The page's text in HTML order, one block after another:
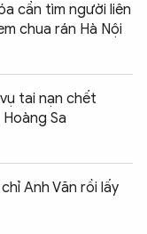
cần tìm người liên
chua rán Hà Nội
tai nạn chết
Sa
Anh Văn rồi lấy